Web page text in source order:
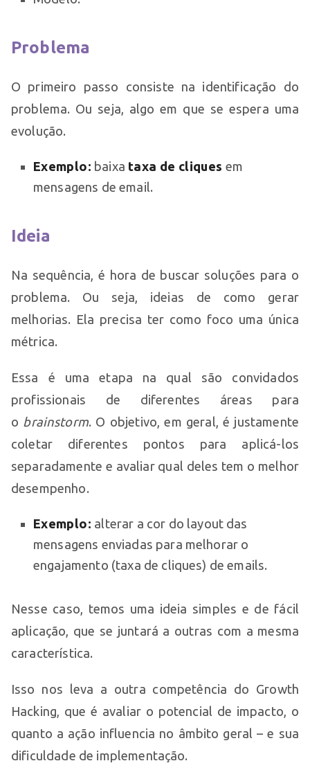
Problema
O primeiro passo consiste na identificação do
problema. Ou seja, algo em que se espera uma
evolução.
Exemplo: baixa taxa de cliques em
mensagens de email.
Ideia
Na sequência, é hora de buscar soluções para o
problema. Ou seja, ideias de como gerar
melhorias. Ela precisa ter como foco uma única
métrica.
Essa é uma etapa na qual são convidados
profissionais de diferentes áreas para
o brainstorm. O objetivo, em geral, é justamente
coletar diferentes pontos para aplicá-los
separadamente e avaliar qual deles tem o melhor
desempenho.
Exemplo: alterar a cor do layout das
mensagens enviadas para melhorar o
engajamento (taxa de cliques) de emails.
Nesse caso, temos uma ideia simples e de fácil
aplicação, que se juntará a outras com a mesma
característica.
Isso nos leva a outra competência do Growth
Hacking, que é avaliar o potencial de impacto, o
quanto a ação influencia no âmbito geral – e sua
dificuldade de implementação.